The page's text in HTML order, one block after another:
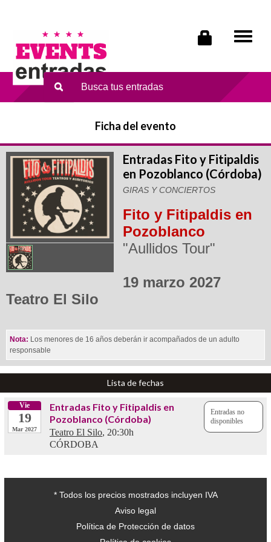
Ficha del evento
Entradas Fito y Fitipaldis
en Pozoblanco (Córdoba)
GIRAS Y CONCIERTOS
Fito y Fitipaldis en
Pozoblanco
"Aullidos Tour"
19 marzo 2027
Teatro El Silo
Nota: Los menores de 16 años deberán ir acompañados de un adulto
responsable
Lista de fechas
Vie
19
Mar 2027
Entradas no
disponibles
Entradas Fito y Fitipaldis en
Pozoblanco (Córdoba)
Teatro El Silo, 20:30h
CÓRDOBA
* Todos los precios mostrados incluyen IVA
Aviso legal
Política de Protección de datos